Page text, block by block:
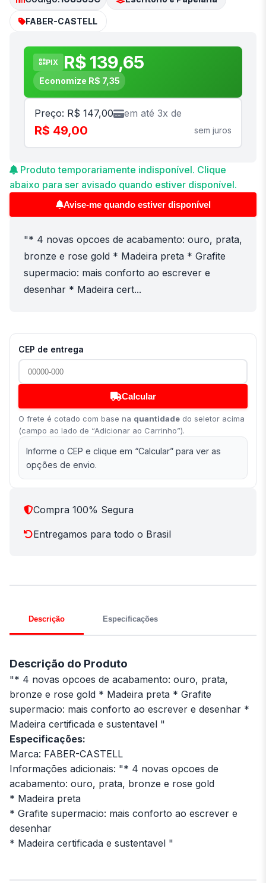
FABER-CASTELL
PIX R$ 139,65
Economize R$ 7,35
Preço: R$ 147,00 em até 3x de
R$ 49,00 sem juros
Produto temporariamente indisponível. Clique
abaixo para ser avisado quando estiver disponível.
Avise-me quando estiver disponível
"* 4 novas opcoes de acabamento: ouro, prata,
bronze e rose gold * Madeira preta * Grafite
supermacio: mais conforto ao escrever e
desenhar * Madeira cert...
CEP de entrega
Calcular
O frete é cotado com base na quantidade do seletor acima
(campo ao lado de “Adicionar ao Carrinho”).
Informe o CEP e clique em “Calcular” para ver as
opções de envio.
Compra 100% Segura
Entregamos para todo o Brasil
Descrição Especificações
Descrição do Produto
"* 4 novas opcoes de acabamento: ouro, prata,
bronze e rose gold * Madeira preta * Grafite
supermacio: mais conforto ao escrever e desenhar *
Madeira certificada e sustentavel "
Especificações:
Marca: FABER-CASTELL
Informações adicionais: "* 4 novas opcoes de
acabamento: ouro, prata, bronze e rose gold
* Madeira preta
* Grafite supermacio: mais conforto ao escrever e
desenhar
* Madeira certificada e sustentavel "